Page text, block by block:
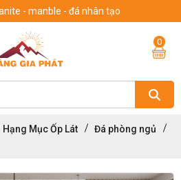
- manble - đá nhân tạo
0
Hạng Mục Ốp Lát
Đá phòng ngủ